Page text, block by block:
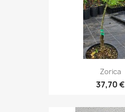
Zorica
37,70 €